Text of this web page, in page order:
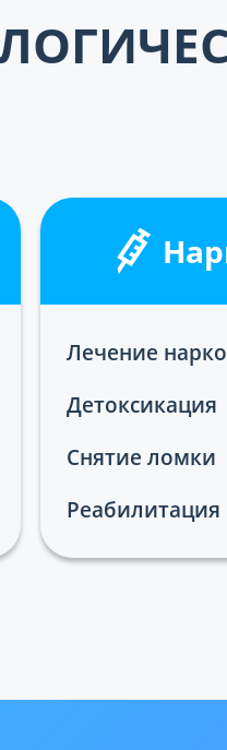
Лечение
Детоксикация
Снятие ломки